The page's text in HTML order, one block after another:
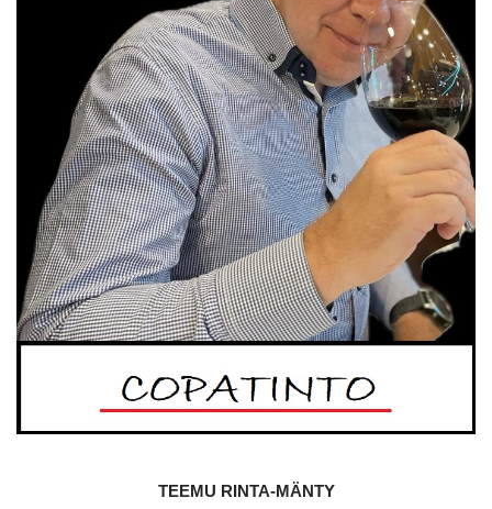
TEEMU RINTA-MÄNTY